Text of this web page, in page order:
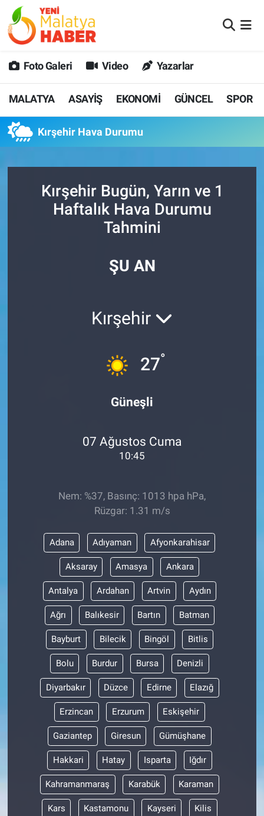
Foto Galeri Video Yazarlar
MALATYA ASAYİŞ EKONOMİ GÜNCEL SPOR
Kırşehir Hava Durumu
Kırşehir Bugün, Yarın ve 1
Haftalık Hava Durumu
Tahmini
ŞU AN
Kırşehir
27°
Güneşli
07 Ağustos Cuma
10:45
Nem: %37, Basınç: 1013 hpa hPa,
Rüzgar: 1.31 m/s
Adana Adıyaman Afyonkarahisar
Aksaray Amasya Ankara
Antalya Ardahan Artvin Aydın
Ağrı Balıkesir Bartın Batman
Bayburt Bilecik Bingöl Bitlis
Bolu Burdur Bursa Denizli
Diyarbakır Düzce Edirne Elazığ
Erzincan Erzurum Eskişehir
Gaziantep Giresun Gümüşhane
Hakkari Hatay Isparta Iğdır
Kahramanmaraş Karabük Karaman
Kars Kastamonu Kayseri Kilis
MALATYA
GÜNCEL
SPOR
SAĞLIK
DİĞER
Malatya Nöbetçi Eczaneler
MALATYA Namaz Vakitleri
Malatya Trafik Yoğunluk Haritası
Süper Lig Puan Durumu ve Fikstür
Tüm Manşetler
Son Dakika Haberleri